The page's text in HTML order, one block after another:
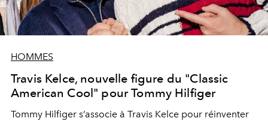
HOMMES
Travis Kelce, nouvelle figure du "Classic
American Cool" pour Tommy Hilfiger
Tommy Hilfiger s’associe à Travis Kelce pour réinventer